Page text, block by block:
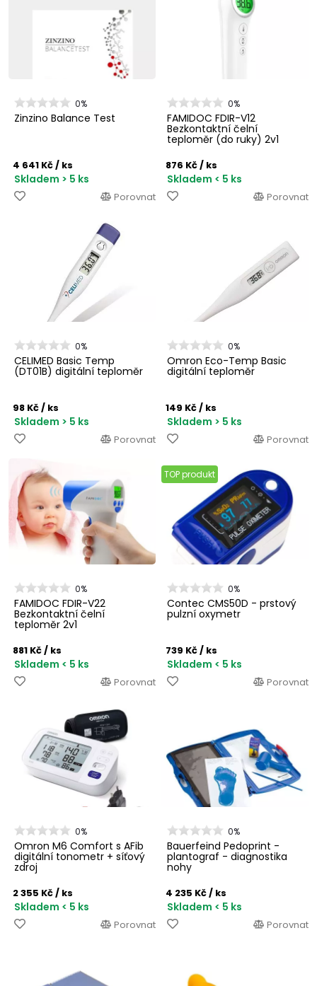
0%
Zinzino Balance Test
4 641 Kč/ ks
Skladem > 5 ks
Porovnat
0%
FAMIDOC FDIR-V12
Bezkontaktní čelní
teploměr (do ruky) 2v1
876 Kč/ ks
Skladem < 5 ks
Porovnat
0%
CELIMED Basic Temp
(DT01B) digitální teploměr
98 Kč/ ks
Skladem > 5 ks
Porovnat
0%
Omron Eco-Temp Basic
digitální teploměr
149 Kč/ ks
Skladem > 5 ks
Porovnat
0%
FAMIDOC FDIR-V22
Bezkontaktní čelní
teploměr 2v1
881 Kč/ ks
Skladem < 5 ks
Porovnat
TOP produkt
0%
Contec CMS50D - prstový
pulzní oxymetr
739 Kč/ ks
Skladem < 5 ks
Porovnat
0%
Omron M6 Comfort s AFib
digitální tonometr + síťový
zdroj
2 355 Kč/ ks
Skladem < 5 ks
Porovnat
0%
Bauerfeind Pedoprint -
plantograf - diagnostika
nohy
4 235 Kč/ ks
Skladem < 5 ks
Porovnat